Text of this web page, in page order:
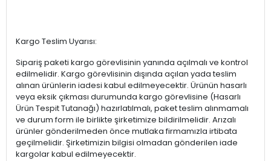
Kargo Teslim Uyarısı:
Sipariş paketi kargo görevlisinin yanında açılmalı ve kontrol
edilmelidir. Kargo görevlisinin dışında açılan yada teslim
alınan ürünlerin iadesi kabul edilmeyecektir. Ürünün hasarlı
veya eksik çıkması durumunda kargo görevlisine (Hasarlı
Ürün Tespit Tutanağı) hazırlatılmalı, paket teslim alınmamalı
ve durum form ile birlikte şirketimize bildirilmelidir. Arızalı
ürünler gönderilmeden önce mutlaka firmamızla irtibata
geçilmelidir. Şirketimizin bilgisi olmadan gönderilen iade
kargolar kabul edilmeyecektir.